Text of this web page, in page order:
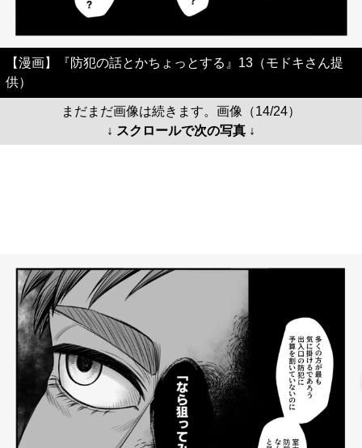
【漫画】『防犯の話とかちょっとする』13（モドキさん提
供）
まだまだ画像は続きます。画像（14/24）
↓ スクロールで次の写真 ↓